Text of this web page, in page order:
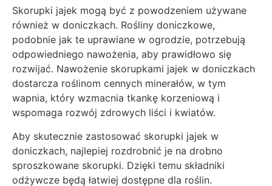
Skorupki jajek mogą być z powodzeniem używane
również w doniczkach. Rośliny doniczkowe,
podobnie jak te uprawiane w ogrodzie, potrzebują
odpowiedniego nawożenia, aby prawidłowo się
rozwijać. Nawożenie skorupkami jajek w doniczkach
dostarcza roślinom cennych minerałów, w tym
wapnia, który wzmacnia tkankę korzeniową i
wspomaga rozwój zdrowych liści i kwiatów.
Aby skutecznie zastosować skorupki jajek w
doniczkach, najlepiej rozdrobnić je na drobno
sproszkowane skorupki. Dzięki temu składniki
odżywcze będą łatwiej dostępne dla roślin.